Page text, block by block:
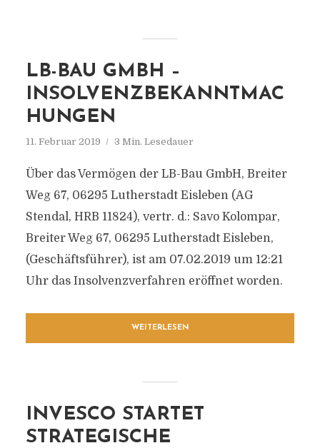
LB-BAU GMBH –
INSOLVENZBEKANNTMAC
HUNGEN
11. Februar 2019 3 Min. Lesedauer
Über das Vermögen der LB-Bau GmbH, Breiter
Weg 67, 06295 Lutherstadt Eisleben (AG
Stendal, HRB 11824), vertr. d.: Savo Kolompar,
Breiter Weg 67, 06295 Lutherstadt Eisleben,
(Geschäftsführer), ist am 07.02.2019 um 12:21
Uhr das Insolvenzverfahren eröffnet worden.
WEITERLESEN
INVESCO STARTET
STRATEGISCHE